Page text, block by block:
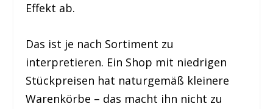
Effekt ab.
Das ist je nach Sortiment zu
interpretieren. Ein Shop mit niedrigen
Stückpreisen hat naturgemäß kleinere
Warenkörbe – das macht ihn nicht zu